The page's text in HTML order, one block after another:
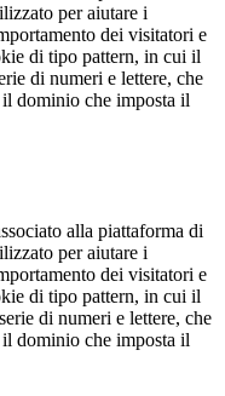
per aiutare i
dei visitatori e
di tipo pattern, in cui il
di numeri e lettere, che
dominio che imposta il
alla piattaforma di
per aiutare i
dei visitatori e
di tipo pattern, in cui il
di numeri e lettere, che
dominio che imposta il